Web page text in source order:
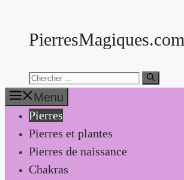
contenuPierresMagiques.com
Chercher:
Menu
Pierres
Pierres et plantes
Pierres de naissance
Chakras